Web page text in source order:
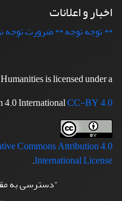
اخبار و اعلانات
** توجه توجه ** ضرورت توجه
is licensed under a
InternationalCC-BY 4.0
Commons Attribution 4.0
International License
.
"دسترسی به